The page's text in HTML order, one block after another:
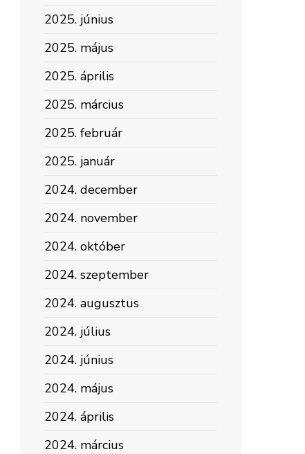
2025. június
2025. május
2025. április
2025. március
2025. február
2025. január
2024. december
2024. november
2024. október
2024. szeptember
2024. augusztus
2024. július
2024. június
2024. május
2024. április
2024. március